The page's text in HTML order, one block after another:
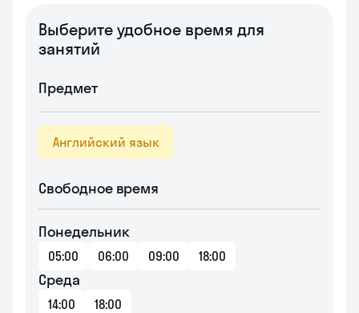
Выберите удобное время для
занятий
Предмет
Английский язык
Свободное время
Понедельник
05:00 06:00 09:00 18:00
Среда
14:00 18:00